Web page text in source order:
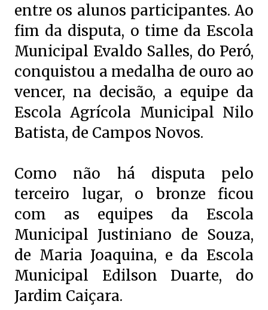
entre os alunos participantes. Ao
fim da disputa, o time da Escola
Municipal Evaldo Salles, do Peró,
conquistou a medalha de ouro ao
vencer, na decisão, a equipe da
Escola Agrícola Municipal Nilo
Batista, de Campos Novos.
Como não há disputa pelo
terceiro lugar, o bronze ficou
com as equipes da Escola
Municipal Justiniano de Souza,
de Maria Joaquina, e da Escola
Municipal Edilson Duarte, do
Jardim Caiçara.